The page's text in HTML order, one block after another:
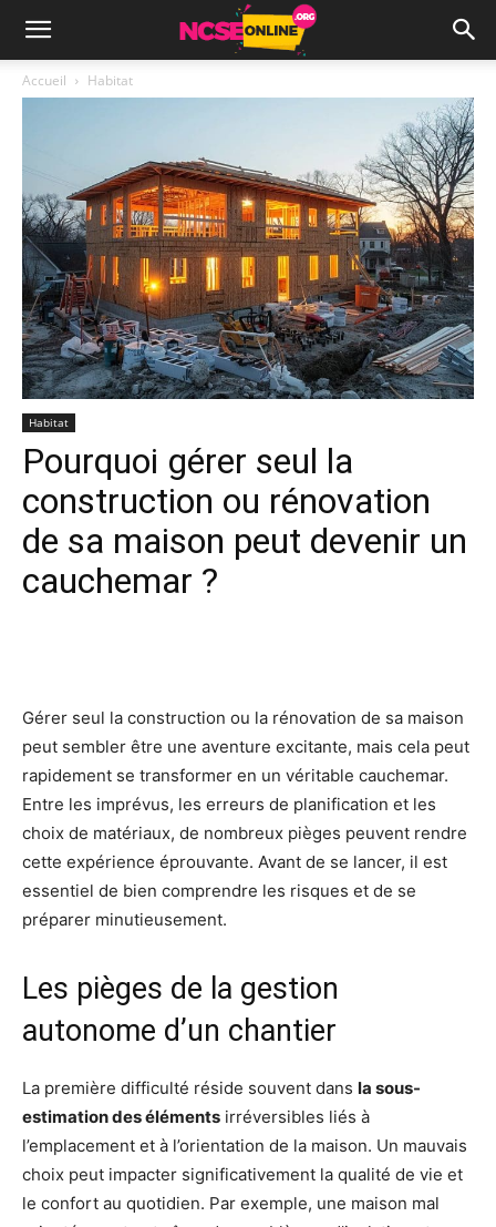
Accueil Habitat
Habitat
Pourquoi gérer seul la
construction ou rénovation
de sa maison peut devenir un
cauchemar ?
Gérer seul la construction ou la rénovation de sa maison
peut sembler être une aventure excitante, mais cela peut
rapidement se transformer en un véritable cauchemar.
Entre les imprévus, les erreurs de planification et les
choix de matériaux, de nombreux pièges peuvent rendre
cette expérience éprouvante. Avant de se lancer, il est
essentiel de bien comprendre les risques et de se
préparer minutieusement.
Les pièges de la gestion
autonome d’un chantier
La première difficulté réside souvent dans la sous-
estimation des éléments irréversibles liés à
l’emplacement et à l’orientation de la maison. Un mauvais
choix peut impacter significativement la qualité de vie et
le confort au quotidien. Par exemple, une maison mal